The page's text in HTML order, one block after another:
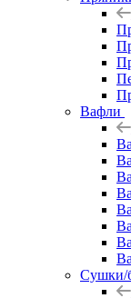
Вафли
Сушки/